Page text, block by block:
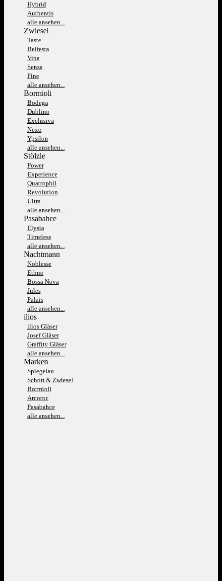
Hybrid
Authentis
alle ansehen...
Zwiesel
Taste
Belfesta
Vina
Sensa
Fine
alle ansehen...
Bormioli
Bodega
Dublino
Exclusiva
Nexo
Ypsilon
alle ansehen...
Stölzle
Power
Experience
Quatrophil
Revolution
Ultra
alle ansehen...
Pasabahce
Elysia
Timeless
alle ansehen...
Nachtmann
Noblesse
Ethno
Bossa Nova
Jules
Palais
alle ansehen...
ilios
ilios Gläser
Josef Gläser
Graffity Gläser
alle ansehen...
Marken
Spiegelau
Schott & Zwiesel
Bormioli
Arcoroc
Pasabahce
alle ansehen...